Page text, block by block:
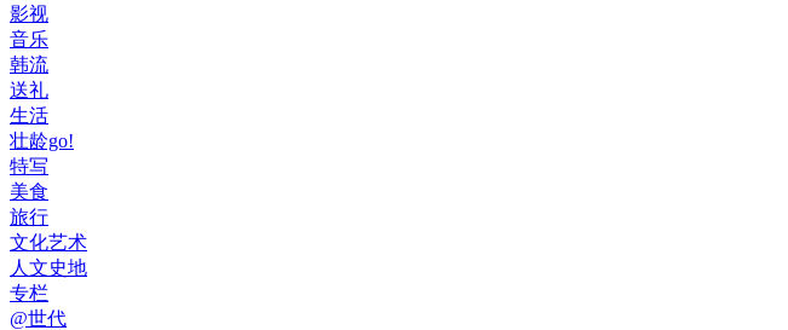
影视
音乐
韩流
送礼
生活
壮龄go!
特写
美食
旅行
文化艺术
人文史地
专栏
@世代